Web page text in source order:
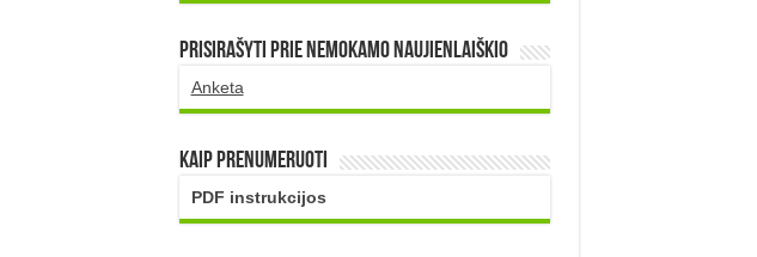
Prisirašyti prie nemokamo naujienlaiškio
Anketa
Kaip prenumeruoti
PDF instrukcijos